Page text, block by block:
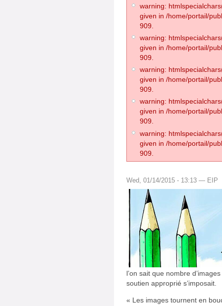
warning:
given in /home/portail/
909.
warning:
given in /home/portail/
909.
warning:
given in /home/portail/
909.
warning:
given in /home/portail/
909.
warning:
given in /home/portail/
909.
Wed, 01/14/2015 - 13:13 — EIP
l’on sait que nombre
soutien approprié s’imposait.
« Les images tournent en